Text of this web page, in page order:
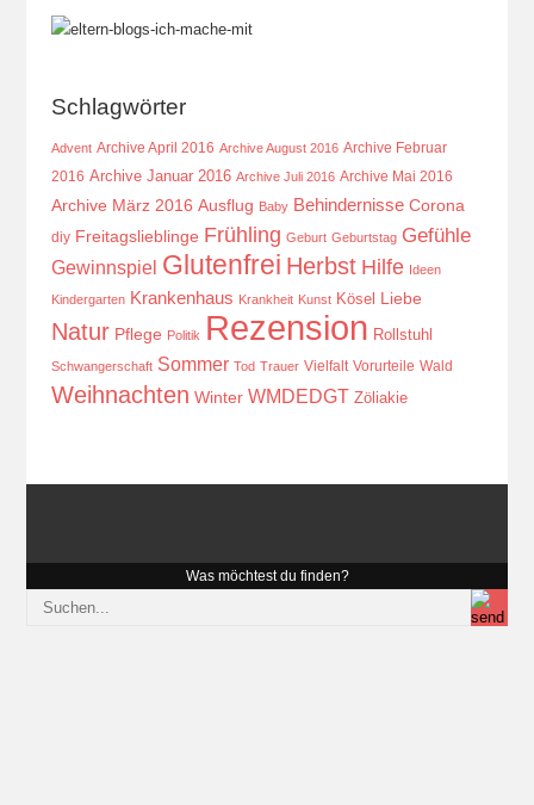
Schlagwörter
Advent Archive April 2016 Archive August 2016 Archive Februar
2016 Archive Januar 2016 Archive Juli 2016 Archive Mai 2016
Archive März 2016 Ausflug Baby Behindernisse Corona
diy Freitagslieblinge Frühling Geburt Geburtstag Gefühle
Gewinnspiel Glutenfrei Herbst Hilfe Ideen
Kindergarten Krankenhaus Krankheit Kunst Kösel Liebe
Natur Pflege Politik Rezension Rollstuhl
Schwangerschaft Sommer Tod Trauer Vielfalt Vorurteile Wald
Weihnachten Winter WMDEDGT Zöliakie
Was möchtest du finden?